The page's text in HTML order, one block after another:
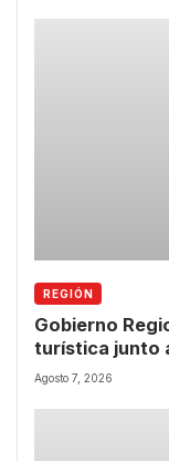
REGIÓN
Gobierno
turística junto
Región de
Agosto 7, 2026